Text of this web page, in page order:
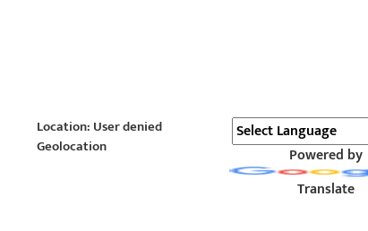
Location: User denied
Geolocation
Powered by
Translate